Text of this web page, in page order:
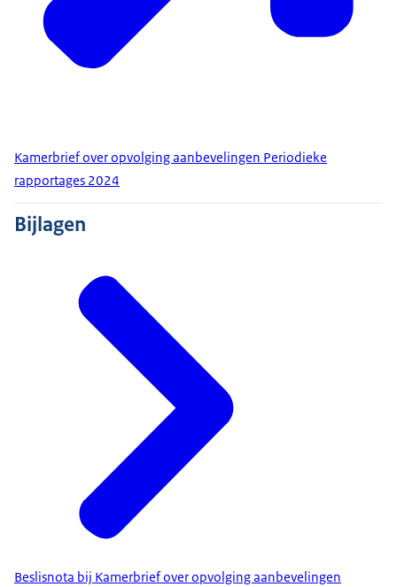
Kamerbrief over opvolging aanbevelingen Periodieke
rapportages 2024
Bijlagen
Beslisnota bij Kamerbrief over opvolging aanbevelingen